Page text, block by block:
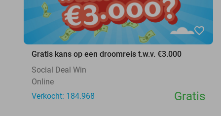
favorite_border
Gratis kans op een droomreis t.w.v. €3.000
Social Deal Win
Online
Verkocht: 184.968
Gratis